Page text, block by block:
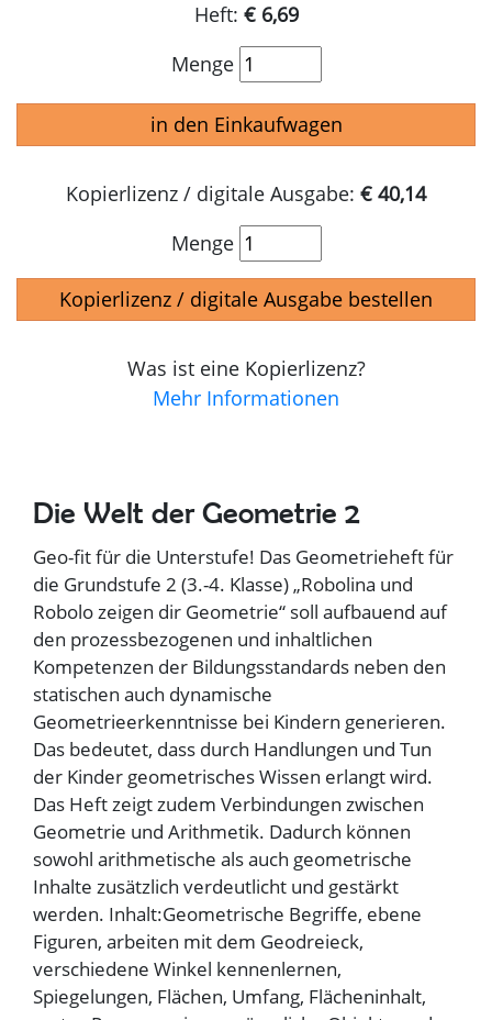
Heft: € 6,69
Menge
in den Einkaufwagen
Kopierlizenz / digitale Ausgabe: € 40,14
Menge
Kopierlizenz / digitale Ausgabe bestellen
Was ist eine Kopierlizenz?
Mehr Informationen
Die Welt der Geometrie 2
Geo-fit für die Unterstufe! Das Geometrieheft für
die Grundstufe 2 (3.-4. Klasse) „Robolina und
Robolo zeigen dir Geometrie“ soll aufbauend auf
den prozessbezogenen und inhaltlichen
Kompetenzen der Bildungsstandards neben den
statischen auch dynamische
Geometrieerkenntnisse bei Kindern generieren.
Das bedeutet, dass durch Handlungen und Tun
der Kinder geometrisches Wissen erlangt wird.
Das Heft zeigt zudem Verbindungen zwischen
Geometrie und Arithmetik. Dadurch können
sowohl arithmetische als auch geometrische
Inhalte zusätzlich verdeutlicht und gestärkt
werden. Inhalt:Geometrische Begriffe, ebene
Figuren, arbeiten mit dem Geodreieck,
verschiedene Winkel kennenlernen,
Spiegelungen, Flächen, Umfang, Flächeninhalt,